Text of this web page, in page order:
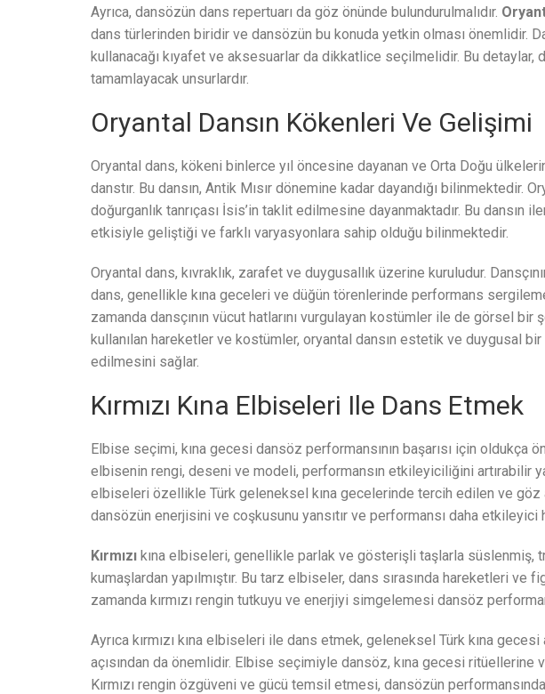
Ayrıca, dansözün dans repertuarı da göz önünde bulundurulmalıdır.
dans türlerinden biridir ve dansözün bu konuda yetkin olması önemlidir.
kullanacağı kıyafet ve aksesuarlar da dikkatlice seçilmelidir. Bu detaylar,
tamamlayacak unsurlardır.
Oryantal Dansın Kökenleri Ve Gelişimi
Oryantal dans, kökeni binlerce yıl öncesine dayanan ve Orta Doğu
danstır. Bu dansın, Antik Mısır dönemine kadar dayandığı bilinmektedir.
doğurganlık tanrıçası İsis’in taklit edilmesine dayanmaktadır. Bu dansın
etkisiyle geliştiği ve farklı varyasyonlara sahip olduğu bilinmektedir.
Oryantal dans, kıvraklık, zarafet ve duygusallık üzerine kuruludur.
dans, genellikle kına geceleri ve düğün törenlerinde performans
zamanda dansçının vücut hatlarını vurgulayan kostümler ile de görsel bir
kullanılan hareketler ve kostümler, oryantal dansın estetik ve duygusal
edilmesini sağlar.
Kırmızı Kına Elbiseleri Ile Dans Etmek
Elbise seçimi, kına gecesi dansöz performansının başarısı için oldukça
elbisenin rengi, deseni ve modeli, performansın etkileyiciliğini artırabilir ya
elbiseleri özellikle Türk geleneksel kına gecelerinde tercih edilen ve göz
dansözün enerjisini ve coşkusunu yansıtır ve performansı daha etkileyici
Kırmızı kına elbiseleri, genellikle parlak ve gösterişli taşlarla süslenmiş,
kumaşlardan yapılmıştır. Bu tarz elbiseler, dans sırasında hareketleri ve
zamanda kırmızı rengin tutkuyu ve enerjiyi simgelemesi dansöz
Ayrıca kırmızı kına elbiseleri ile dans etmek, geleneksel Türk kına
açısından da önemlidir. Elbise seçimiyle dansöz, kına gecesi ritüellerine
Kırmızı rengin özgüveni ve gücü temsil etmesi, dansözün